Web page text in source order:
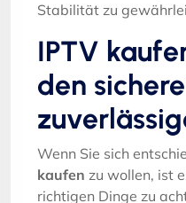
Stabilität zu
IPTV
den
Wenn Sie sich
kaufen zu wollen, ist
richtigen Dinge zu